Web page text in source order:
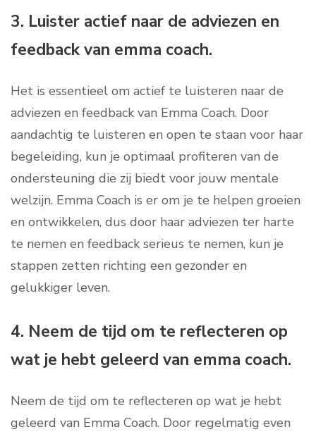
3. Luister actief naar de adviezen en
feedback van emma coach.
Het is essentieel om actief te luisteren naar de
adviezen en feedback van Emma Coach. Door
aandachtig te luisteren en open te staan voor haar
begeleiding, kun je optimaal profiteren van de
ondersteuning die zij biedt voor jouw mentale
welzijn. Emma Coach is er om je te helpen groeien
en ontwikkelen, dus door haar adviezen ter harte
te nemen en feedback serieus te nemen, kun je
stappen zetten richting een gezonder en
gelukkiger leven.
4. Neem de tijd om te reflecteren op
wat je hebt geleerd van emma coach.
Neem de tijd om te reflecteren op wat je hebt
geleerd van Emma Coach. Door regelmatig even